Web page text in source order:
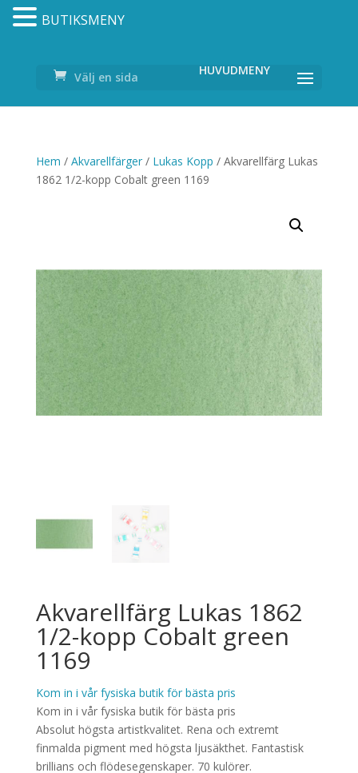
Välj en sida
Hem / Akvarellfärger/ Lukas Kopp / Akvarellfärg Lukas
1862 1/2-kopp Cobalt green 1169
Akvarellfärg Lukas 1862
1/2-kopp Cobalt green
1169
Kom in i vår fysiska butik för bästa pris
Kom in i vår fysiska butik för bästa pris
Absolut högsta artistkvalitet. Rena och extremt
finmalda pigment med högsta ljusäkthet. Fantastisk
brillians och flödesegenskaper. 70 kulörer.
BUTIKSMENY